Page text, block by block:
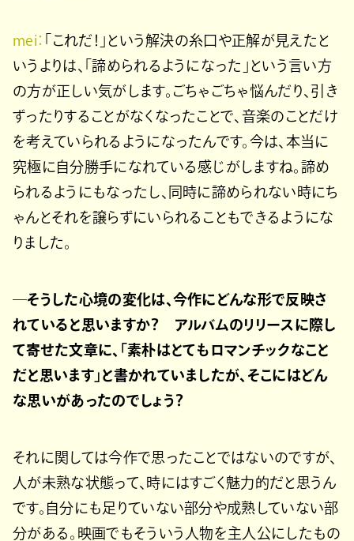
mei：
「これだ！」という解決の糸口や正解が見えたと
いうよりは、「諦められるようになった」という言い方
の方が正しい気がします。ごちゃごちゃ悩んだり、引き
ずったりすることがなくなったことで、音楽のことだけ
を考えていられるようになったんです。今は、本当に
究極に自分勝手になれている感じがしますね。諦め
られるようにもなったし、同時に諦められない時にち
ゃんとそれを譲らずにいられることもできるようにな
りました。
―そうした心境の変化は、今作にどんな形で反映さ
れていると思いますか？ アルバムのリリースに際し
て寄せた文章に、「素朴はとてもロマンチックなこと
だと思います」と書かれていましたが、そこにはどん
な思いがあったのでしょう？
それに関しては今作で思ったことではないのですが、
人が未熟な状態って、時にはすごく魅力的だと思うん
です。自分にも足りていない部分や成熟していない部
分がある。映画でもそういう人物を主人公にしたもの